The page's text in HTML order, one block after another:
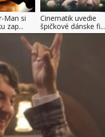
Man si
zap...
Cinematik uvedie
špičkové dánske fi...